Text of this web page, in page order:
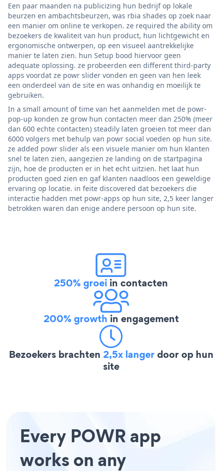
Een paar maanden na publicizing hun bedrijf op lokale
beurzen en ambachtsbeurzen, was rbia shades op zoek naar
een manier om online te verkopen. ze required the ability om
bezoekers de kwaliteit van hun product, hun lichtgewicht en
ergonomische ontwerpen, op een visueel aantrekkelijke
manier te laten zien. hun Setup bood hiervoor geen
adequate oplossing. ze probeerden een different third-party
apps voordat ze powr slider vonden en geen van hen leek
een onderdeel van de site en was onhandig en moeilijk te
gebruiken.
In a small amount of time van het aanmelden met de powr-
pop-up konden ze grow hun contacten meer dan 250% (meer
dan 600 echte contacten) steadily laten groeien tot meer dan
6000 volgers met behulp van powr social voeden op hun site.
ze added powr slider als een visuele manier om hun klanten
snel te laten zien, aangezien ze landing on de startpagina
zijn, hoe de producten er in het echt uitzien. het laat hun
producten goed zien en gaf klanten naadloos een geweldige
ervaring op locatie. in feite discovered dat bezoekers die
interactie hadden met powr-apps op hun site, 2,5 keer langer
betrokken waren dan enige andere persoon op hun site.
250% groei in contacten
200% growth in engagement
Bezoekers brachten 2,5x langerdoor op hun
site
Every POWR app
works on any